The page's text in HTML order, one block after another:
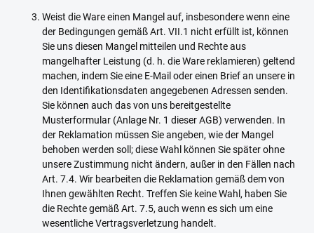
Weist die Ware einen Mangel auf, insbesondere wenn eine
der Bedingungen gemäß Art. VII.1 nicht erfüllt ist, können
Sie uns diesen Mangel mitteilen und Rechte aus
mangelhafter Leistung (d. h. die Ware reklamieren) geltend
machen, indem Sie eine E-Mail oder einen Brief an unsere in
den Identifikationsdaten angegebenen Adressen senden.
Sie können auch das von uns bereitgestellte
Musterformular (Anlage Nr. 1 dieser AGB) verwenden. In
der Reklamation müssen Sie angeben, wie der Mangel
behoben werden soll; diese Wahl können Sie später ohne
unsere Zustimmung nicht ändern, außer in den Fällen nach
Art. 7.4. Wir bearbeiten die Reklamation gemäß dem von
Ihnen gewählten Recht. Treffen Sie keine Wahl, haben Sie
die Rechte gemäß Art. 7.5, auch wenn es sich um eine
wesentliche Vertragsverletzung handelt.